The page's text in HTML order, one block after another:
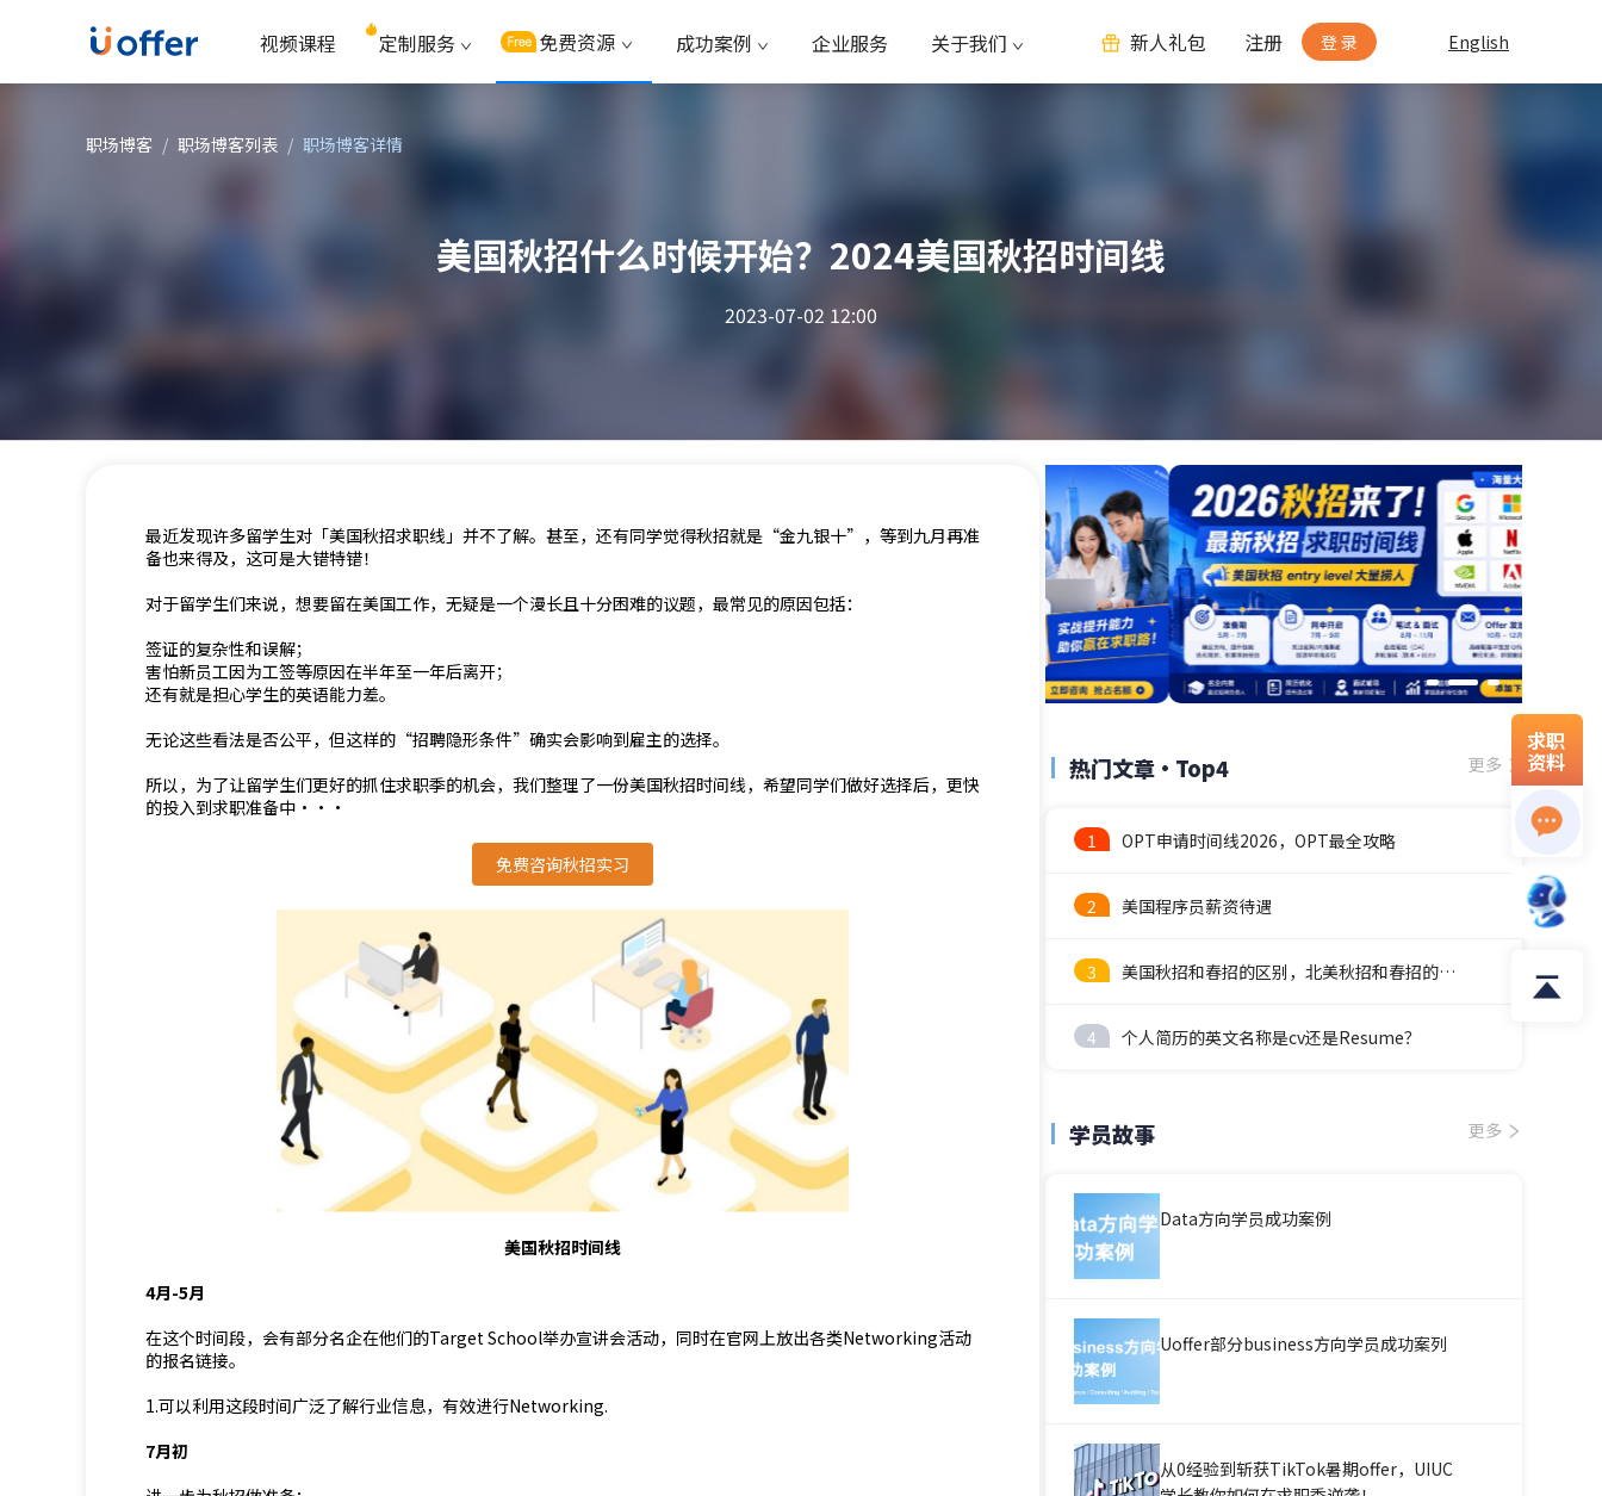
视频课程 定制服务 免费资源 成功案例 企业服务 关于我们 新人礼包 注册 登 录 English
职场博客 / 职场博客列表 / 职场博客详情
美国秋招什么时候开始？2024美国秋招时间线
2023-07-02 12:00
最近发现许多留学生对「美国秋招求职线」并不了解。甚至，还有同学觉得秋招就是“金九银十”，等到九月再准
备也来得及，这可是大错特错！
对于留学生们来说，想要留在美国工作，无疑是一个漫长且十分困难的议题，最常见的原因包括：
签证的复杂性和误解；
害怕新员工因为工签等原因在半年至一年后离开；
还有就是担心学生的英语能力差。
无论这些看法是否公平，但这样的“招聘隐形条件”确实会影响到雇主的选择。
所以，为了让留学生们更好的抓住求职季的机会，我们整理了一份美国秋招时间线，希望同学们做好选择后，更快
的投入到求职准备中···
免费咨询秋招实习
美国秋招时间线
4月-5月
在这个时间段，会有部分名企在他们的Target School举办宣讲会活动，同时在官网上放出各类Networking活动
的报名链接。
1.可以利用这段时间广泛了解行业信息，有效进行Networking.
7月初
热门文章·Top4 更多
1 OPT申请时间线2026，OPT最全攻略
2 美国程序员薪资待遇
3 美国秋招和春招的区别，北美秋招和春招的时间线
4 个人简历的英文名称是cv还是Resume？
学员故事 更多
Data方向学员成功案例
Uoffer部分business方向学员成功案列
从0经验到斩获TikTok暑期offer，UIUC
求职
资料